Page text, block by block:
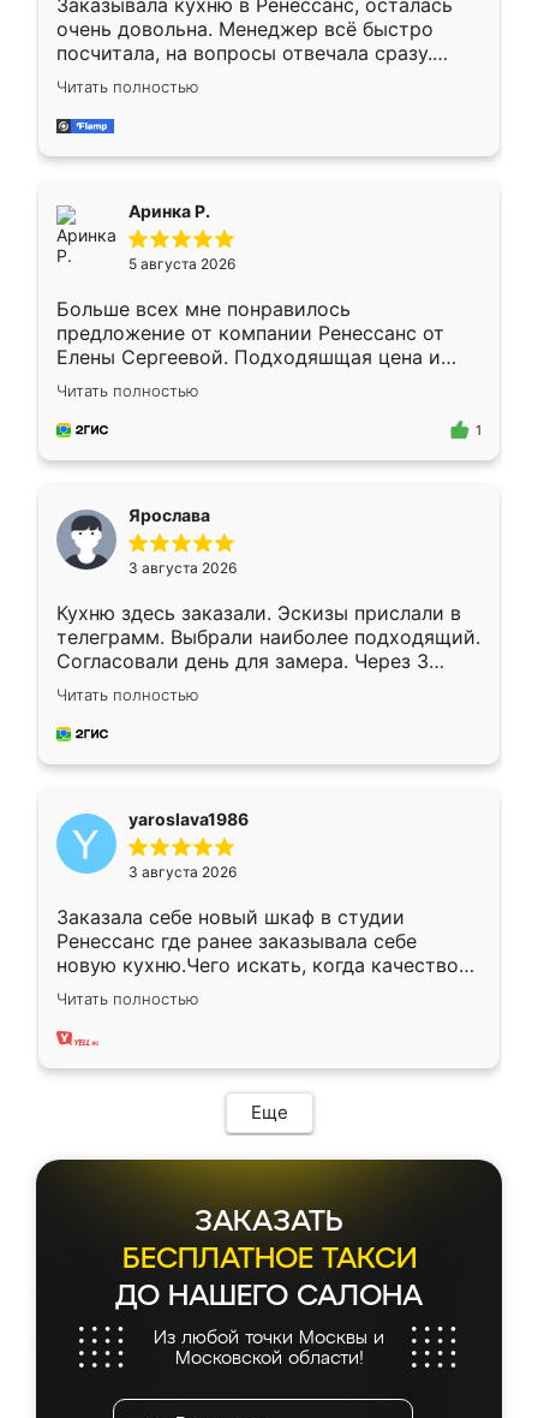
Заказывала кухню в Ренессанс, осталась
очень довольна. Менеджер всё быстро
посчитала, на вопросы отвечала сразу.
Замерщик приехал в субботу, подошёл к
делу со всей ответственностью. Собрали
за день, ребята работали аккуратно, даже
Читать полностью
Аринка Р.
5 августа 2026
Больше всех мне понравилось
предложение от компании Ренессанс от
Елены Сергеевой. Подходяшщая цена и
короткие сроки изготовления. Приехавший
для замера сотрудник Владислав
предложил по моему эскизу самый
Читать полностью
1
Ярослава
3 августа 2026
Кухню здесь заказали. Эскизы прислали в
телеграмм. Выбрали наиболее подходящий.
Согласовали день для замера. Через 3
недели кухня была уже готова. Остались
довольны работой. Спасибо Ренессанс
мебель за качественную работу!
Читать полностью
yaroslava1986
3 августа 2026
Заказала себе новый шкаф в студии
Ренессанс где ранее заказывала себе
новую кухню.Чего искать, когда качеством
вполне довольна. Служит кухня уже почти
два года, нареканий нет.
Читать полностью
Еще
ЗАКАЗАТЬ
БЕСПЛАТНОЕ ТАКСИ
ДО НАШЕГО САЛОНА
Из любой точки Москвы и
Московской области!